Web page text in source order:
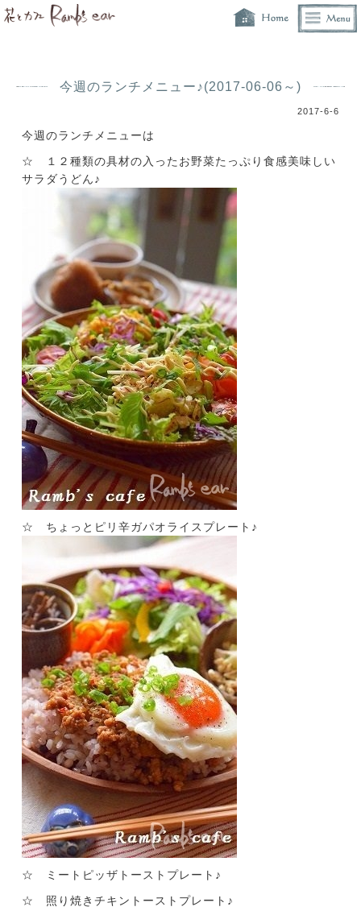
今週のランチメニュー♪(2017-06-06～)
2017-6-6
今週のランチメニューは
☆ １２種類の具材の入ったお野菜たっぷり食感美味しい
サラダうどん♪
☆ ちょっとピリ辛ガパオライスプレート♪
☆ ミートピッザトーストプレート♪
☆ 照り焼きチキントーストプレート♪